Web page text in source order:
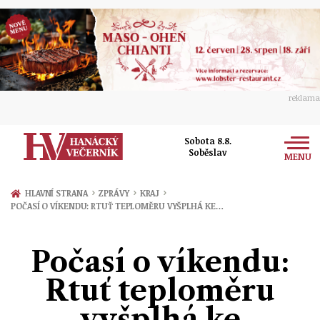
reklama
Sobota 8.8.
Soběslav
MENU
Zprávy
Prostějov
Přerov
Politika
Ekonomika
Kultura
Hudba
Společnost
HLAVNÍ STRANA › ZPRÁVY › KRAJ ›
POČASÍ O VÍKENDU: RTUŤ TEPLOMĚRU VYŠPLHÁ KE…
Počasí o víkendu:
Rtuť teploměru